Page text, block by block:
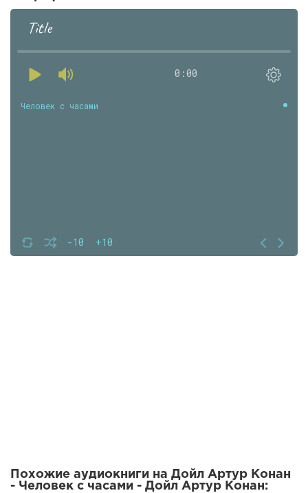
Title
0:00
-10 +10
Человек с часами
Похожие аудиокниги на Дойл Артур Конан
- Человек с часами - Дойл Артур Конан: